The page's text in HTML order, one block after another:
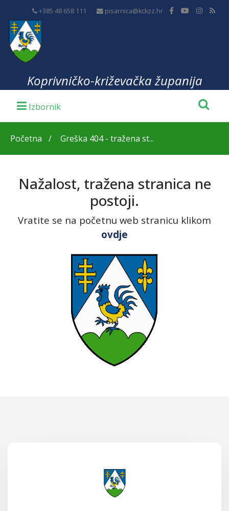
+385 48 658 111 pisarnica@kckzz.hr
Koprivničko-križevačka županija
Početna Greška 404 - tražena st...
Nažalost, tražena stranica ne
postoji.
Vratite se na početnu web stranicu klikom
ovdje